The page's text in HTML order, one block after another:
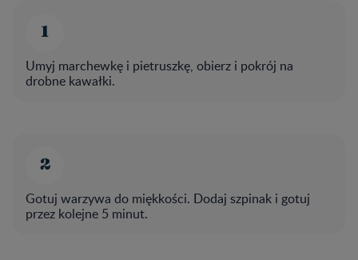
Umyj marchewkę i pietruszkę, obierz i pokrój na
drobne kawałki.
Gotuj warzywa do miękkości. Dodaj szpinak i gotuj
przez kolejne 5 minut.